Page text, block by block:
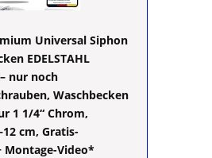
Universal Siphon
EDELSTAHL
nur noch
Waschbecken
1 1/4“ Chrom,
cm, Gratis-
Montage-Video*